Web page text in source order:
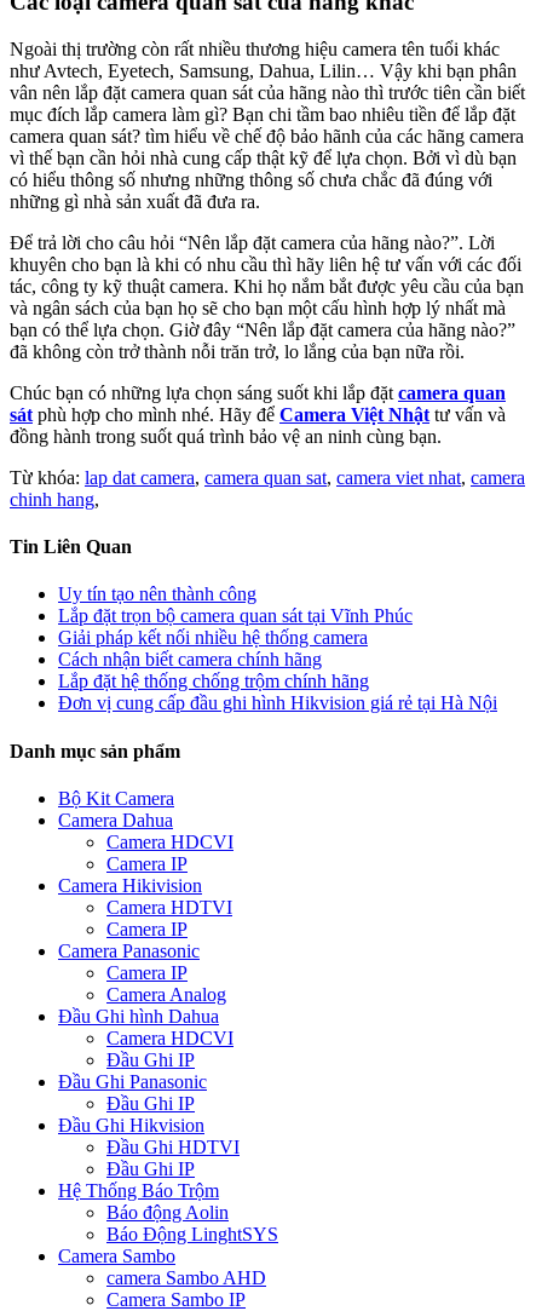
Ngoài thị trường còn rất nhiều thương hiệu camera tên tuổi khác
như Avtech, Eyetech, Samsung, Dahua, Lilin… Vậy khi bạn phân
vân nên lắp đặt camera quan sát của hãng nào thì trước tiên cần biết
mục đích lắp camera làm gì? Bạn chi tầm bao nhiêu tiền để lắp đặt
camera quan sát? tìm hiểu về chế độ bảo hãnh của các hãng camera
vì thế bạn cần hỏi nhà cung cấp thật kỹ để lựa chọn. Bởi vì dù bạn
có hiểu thông số nhưng những thông số chưa chắc đã đúng với
những gì nhà sản xuất đã đưa ra.
Để trả lời cho câu hỏi “Nên lắp đặt camera của hãng nào?”. Lời
khuyên cho bạn là khi có nhu cầu thì hãy liên hệ tư vấn với các đối
tác, công ty kỹ thuật camera. Khi họ nắm bắt được yêu cầu của bạn
và ngân sách của bạn họ sẽ cho bạn một cấu hình hợp lý nhất mà
bạn có thể lựa chọn. Giờ đây “Nên lắp đặt camera của hãng nào?”
đã không còn trở thành nỗi trăn trở, lo lắng của bạn nữa rồi.
Chúc bạn có những lựa chọn sáng suốt khi lắp đặt camera quan
sát phù hợp cho mình nhé. Hãy để Camera Việt Nhật tư vấn và
đồng hành trong suốt quá trình bảo vệ an ninh cùng bạn.
Từ khóa: lap dat camera, camera quan sat, camera viet nhat, camera
chinh hang,
Tin Liên Quan
Uy tín tạo nên thành công
Lắp đặt trọn bộ camera quan sát tại Vĩnh Phúc
Giải pháp kết nối nhiều hệ thống camera
Cách nhận biết camera chính hãng
Lắp đặt hệ thống chống trộm chính hãng
Đơn vị cung cấp đầu ghi hình Hikvision giá rẻ tại Hà Nội
Danh mục sản phẩm
Bộ Kit Camera
Camera Dahua
Camera HDCVI
Camera IP
Camera Hikivision
Camera HDTVI
Camera IP
Camera Panasonic
Camera IP
Camera Analog
Đầu Ghi hình Dahua
Camera HDCVI
Đầu Ghi IP
Đầu Ghi Panasonic
Đầu Ghi IP
Đầu Ghi Hikvision
Đầu Ghi HDTVI
Đầu Ghi IP
Hệ Thống Báo Trộm
Báo động Aolin
Báo Động LinghtSYS
Camera Sambo
camera Sambo AHD
Camera Sambo IP